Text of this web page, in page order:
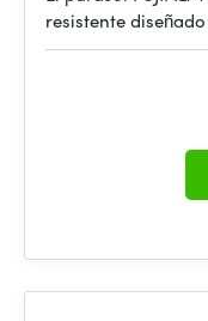
resistente